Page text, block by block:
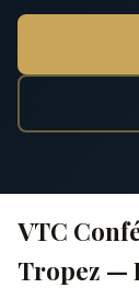
VTC
Tropez —